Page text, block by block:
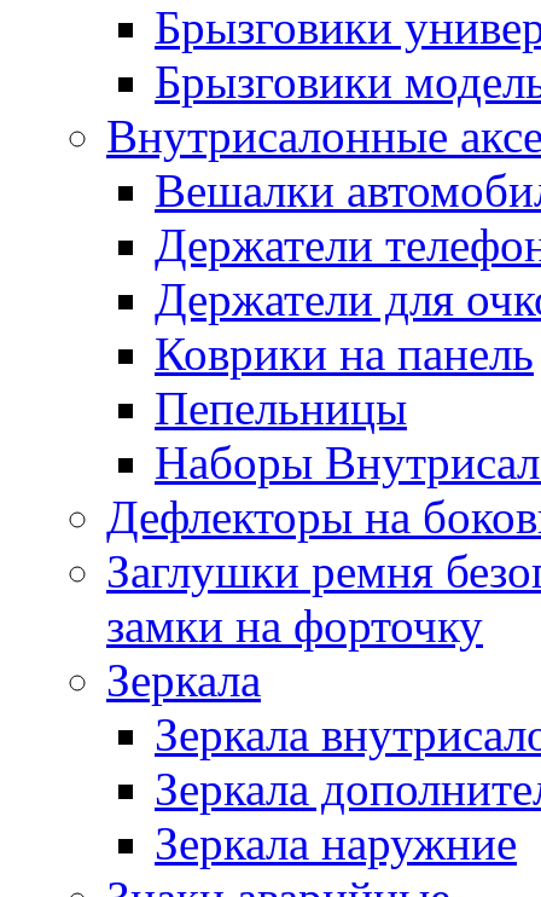
Брызговики
Брызговики
Внутрисалонные
Вешалки
Держатели
Держатели для
Коврики на панель
Пепельницы
Наборы
Дефлекторы на
Заглушки ремня
замки на форточку
Зеркала
Зеркала
Зеркала
Зеркала наружние